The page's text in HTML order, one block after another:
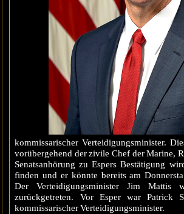
kommissarischer Verteidigungsminister.
vorübergehend der zivile Chef der Marine,
Senatsanhörung zu Espers Bestätigung
finden und er könnte bereits am
Der Verteidigungsminister Jim Mattis
zurückgetreten. Vor Esper war Patrick
kommissarischer Verteidigungsminister.